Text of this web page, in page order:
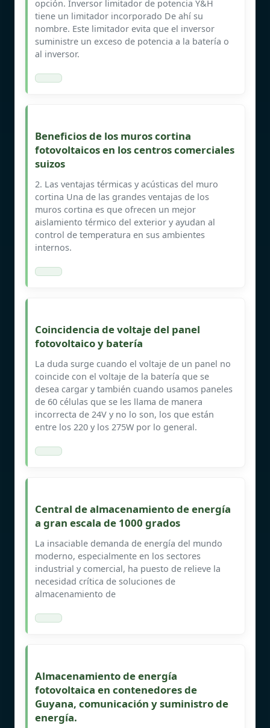
opción. Inversor limitador de potencia Y&H
tiene un limitador incorporado De ahí su
nombre. Este limitador evita que el inversor
suministre un exceso de potencia a la batería o
al inversor.
Beneficios de los muros cortina
fotovoltaicos en los centros comerciales
suizos
2. Las ventajas térmicas y acústicas del muro
cortina Una de las grandes ventajas de los
muros cortina es que ofrecen un mejor
aislamiento térmico del exterior y ayudan al
control de temperatura en sus ambientes
internos.
Coincidencia de voltaje del panel
fotovoltaico y batería
La duda surge cuando el voltaje de un panel no
coincide con el voltaje de la batería que se
desea cargar y también cuando usamos paneles
de 60 células que se les llama de manera
incorrecta de 24V y no lo son, los que están
entre los 220 y los 275W por lo general.
Central de almacenamiento de energía
a gran escala de 1000 grados
La insaciable demanda de energía del mundo
moderno, especialmente en los sectores
industrial y comercial, ha puesto de relieve la
necesidad crítica de soluciones de
almacenamiento de
Almacenamiento de energía
fotovoltaica en contenedores de
Guyana, comunicación y suministro de
energía.